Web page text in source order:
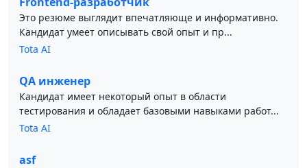
Это резюме выглядит впечатляюще и информативно.
Кандидат умеет описывать свой опыт и пр...
Tota AI
QA инженер
Кандидат имеет некоторый опыт в области
тестирования и обладает базовыми навыками работ...
Tota AI
asf